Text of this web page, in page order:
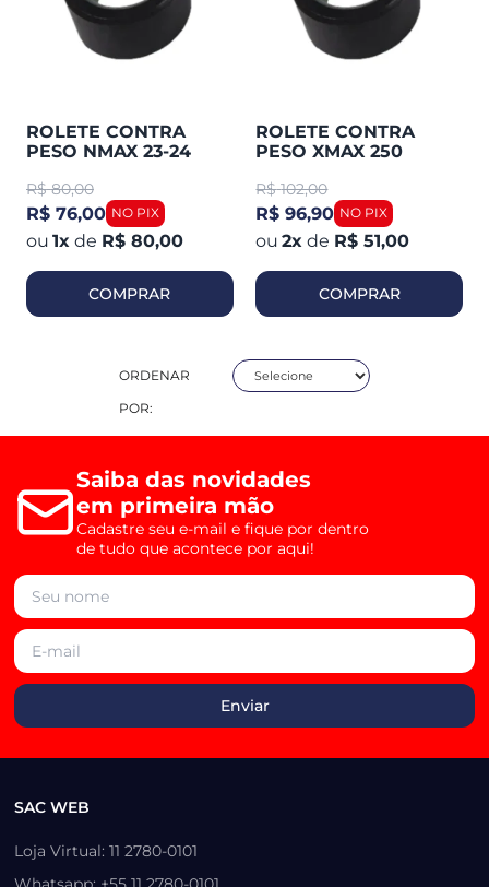
ROLETE CONTRA
PESO NMAX 23-24
YAMAHA (CADA)
R$ 80,00
R$ 76,00
1x de R$ 80,00
COMPRAR
ROLETE CONTRA
PESO XMAX 250
(CADA)
R$ 102,00
R$ 96,90
2x de R$ 51,00
COMPRAR
ORDENAR
POR:
Saiba das novidades
em primeira mão
Cadastre seu e-mail e fique por dentro
de tudo que acontece por aqui!
SAC WEB
Loja Virtual: 11 2780-0101